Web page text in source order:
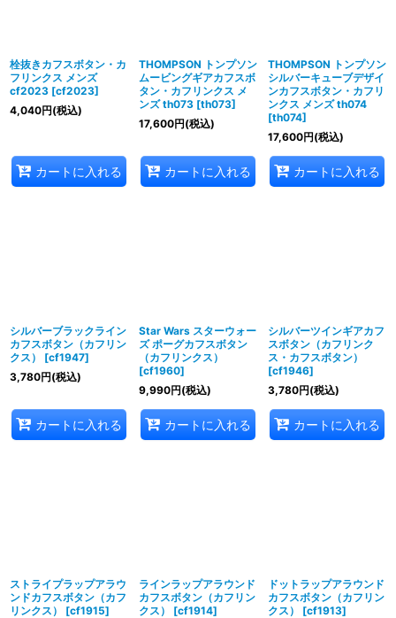
栓抜きカフスボタン・カ
フリンクス メンズ
cf2023 [cf2023]
4,040円(税込)
カートに入れる
THOMPSON トンプソン
ムービングギアカフスボ
タン・カフリンクス メ
ンズ th073 [th073]
17,600円(税込)
カートに入れる
THOMPSON トンプソン
シルバーキューブデザイ
ンカフスボタン・カフリ
ンクス メンズ th074
[th074]
17,600円(税込)
カートに入れる
シルバーブラックライン
カフスボタン（カフリン
クス）
[cf1947]
3,780円(税込)
カートに入れる
Star Wars スターウォー
ズ ポーグカフスボタン
（カフリンクス）
[cf1960]
9,990円(税込)
カートに入れる
シルバーツインギアカフ
スボタン（カフリンク
ス・カフスボタン）
[cf1946]
3,780円(税込)
カートに入れる
ストライプラップアラウ
ンドカフスボタン（カフ
リンクス）
[cf1915]
ラインラップアラウンド
カフスボタン（カフリン
クス）
[cf1914]
ドットラップアラウンド
カフスボタン（カフリン
クス）
[cf1913]